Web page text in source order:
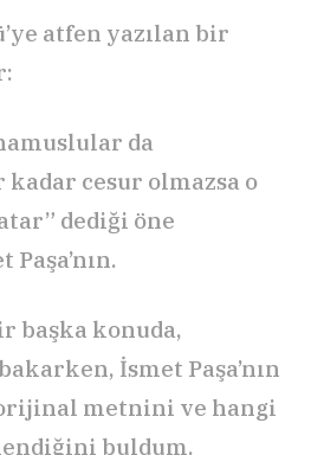
atfen yazılan bir
da
kadar cesur olmazsa o
dediği öne
başka konuda,
İsmet Paşa’nın
metnini ve hangi
buldum.